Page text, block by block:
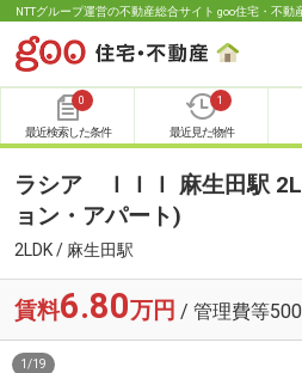
NTTグループ運営の不動産総合サイト goo住宅・不動
0
最近検索した条件
1
最近見た物件
ラシア ＩＩＩ 麻生田駅
ョン・アパート)
2LDK / 麻生田駅
賃料6.80万円 / 管理費等
1 /19